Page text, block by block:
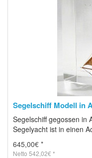
Segelschiff Modell in
Segelschiff gegossen in
Segelyacht ist in einen
645,00€ *
Netto 542,02€ *